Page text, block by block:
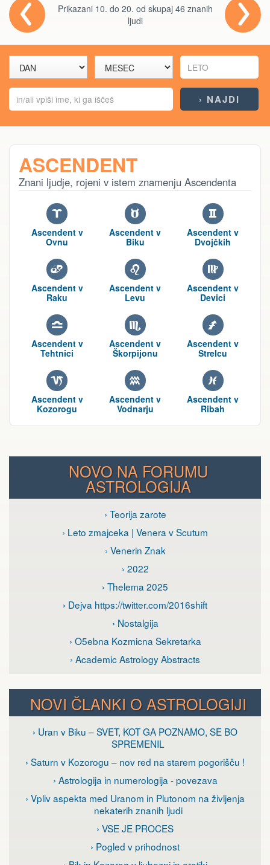
Prikazani 10. do 20. od skupaj 46 znanih
ljudi
ASCENDENT
Znani ljudje, rojeni v istem znamenju Ascendenta
A
Ascendent v
Ovnu
B
Ascendent v
Biku
C
Ascendent v
Dvojčkih
D
Ascendent v
Raku
E
Ascendent v
Levu
F
Ascendent v
Devici
G
Ascendent v
Tehtnici
H
Ascendent v
Škorpijonu
I
Ascendent v
Strelcu
J
Ascendent v
Kozorogu
K
Ascendent v
Vodnarju
L
Ascendent v
Ribah
NOVO NA FORUMU
ASTROLOGIJA
› Teorija zarote
› Leto zmajceka | Venera v Scutum
› Venerin Znak
› 2022
› Thelema 2025
› Dejva https://twitter.com/2016shift
› Nostalgija
› O5ebna Kozmicna Sekretarka
› Academic Astrology Abstracts
NOVI ČLANKI O ASTROLOGIJI
› Uran v Biku – SVET, KOT GA POZNAMO, SE BO
SPREMENIL
› Saturn v Kozorogu – nov red na starem pogorišču !
› Astrologija in numerologija - povezava
› Vpliv aspekta med Uranom in Plutonom na življenja
nekaterih znanih ljudi
› VSE JE PROCES
› Pogled v prihodnost